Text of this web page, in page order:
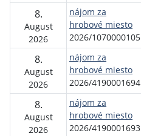
8.
August
2026
nájom za
hrobové miesto
2026/1070000105
8.
August
2026
nájom za
hrobové miesto
2026/4190001694
8.
August
2026
nájom za
hrobové miesto
2026/4190001693